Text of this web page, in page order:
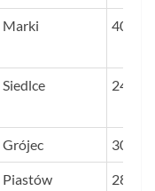
Marki 40
Siedlce 24
Grójec 30
Piastów 28